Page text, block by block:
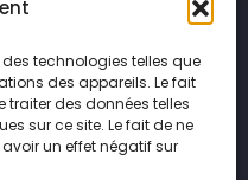
des technologies telles que
des appareils. Le fait
des données telles
sur ce site. Le fait de ne
un effet négatif sur
sablage en